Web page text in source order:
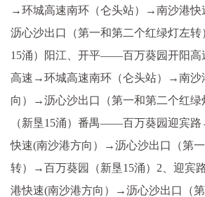
→环城高速南环（仑头站）→南沙港快
沥心沙出口（第一和第二个红绿灯左
15涌）阳江、开平——百万葵园开阳
高速→环城高速南环（仑头站）→南沙
向）→沥心沙出口（第一和第二个红
（新垦15涌）番禺——百万葵园迎宾
快速(南沙港方向）→沥心沙出口（第
转）→百万葵园（新垦15涌）2、迎
港快速(南沙港方向）→沥心沙出口（